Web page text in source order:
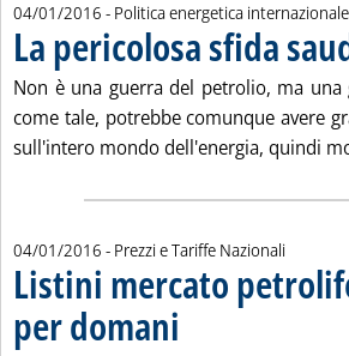
04/01/2016 - Politica energetica internazionale
La pericolosa sfida
Non è una guerra del petrolio, ma
come tale, potrebbe comunque avere
sull'intero mondo dell'energia, quindi
04/01/2016 - Prezzi e Tariffe Nazionali
Listini mercato
per domani . Sottotitolo: Le variazioni
. Pubblicata lunedì 04